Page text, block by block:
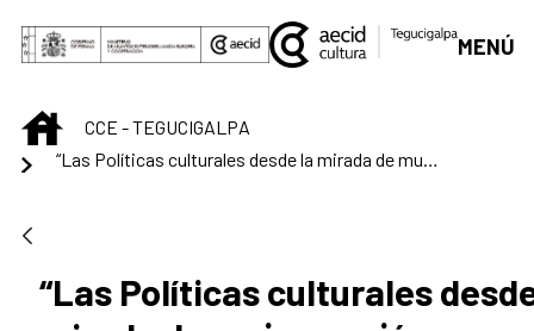
Saltar al contenido principal
MENÚ
INICIOCCE - TEGUCIGALPA
“Las Políticas culturales desde la mirada de mujeres y jóvenes creadorxs”
“Las Políticas culturales